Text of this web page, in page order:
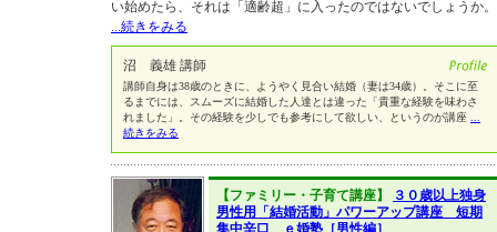
い始めたら、それは「適齢超」に入ったのではないでしょうか。
...続きをみる
沼 義雄 講師
講師自身は38歳のときに、ようやく見合い結婚（妻は34歳）。そこに至
るまでには、スムーズに結婚した人達とは違った「貴重な経験を味わさ
れました」。その経験を少しでも参考にして欲しい、というのが講座
続きをみる
【ファミリー・子育て講座】
３０歳以上独身
男性用「結婚活動」パワーアップ講座 短期
集中辛口 ｅ婚塾［男性編］